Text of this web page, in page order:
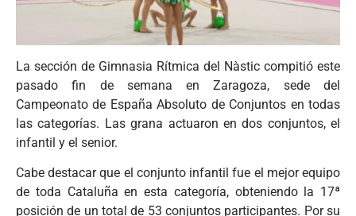
La sección de Gimnasia Rítmica del Nàstic compitió este
pasado fin de semana en Zaragoza, sede del
Campeonato de España Absoluto de Conjuntos en todas
las categorías. Las grana actuaron en dos conjuntos, el
infantil y el senior.
Cabe destacar que el conjunto infantil fue el mejor equipo
de toda Cataluña en esta categoría, obteniendo la 17ª
posición de un total de 53 conjuntos participantes. Por su